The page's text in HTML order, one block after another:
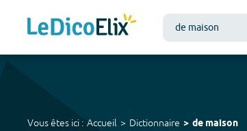
Vous êtes ici : Accueil Dictionnaire de maison